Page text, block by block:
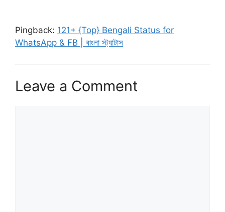
Pingback: 121+ {Top} Bengali Status for
WhatsApp & FB | বাংলা স্ট্যাটাস
Leave a Comment